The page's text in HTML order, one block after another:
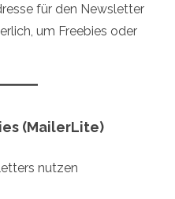
für den Newsletter
um Freebies oder
(MailerLite)
nutzen